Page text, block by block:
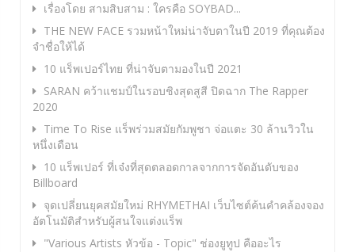
เรื่องโดย สามสิบสาม : ใครคือ SOYBAD...
THE NEW FACE รวมหน้าใหม่น่าจับตาในปี 2019 ที่คุณต้อง
จำชื่อให้ได้
10 แร็พเปอร์ไทย ที่น่าจับตามองในปี 2021
SARAN คว้าแชมป์ในรอบชิงสุดสูสี ปิดฉาก The Rapper
2020
Time To Rise แร็พร่วมสมัยกัมพูชา จ่อแตะ 30 ล้านวิวใน
หนึ่งเดือน
10 แร็พเปอร์ ที่เจ๋งที่สุดตลอดกาลจากการจัดอันดับของ
Billboard
จุดเปลี่ยนยุคสมัยใหม่ RHYMETHAI เว็บไซต์ค้นคำคล้องจอง
อัตโนมัติสำหรับผู้สนใจแต่งแร็พ
"Various Artists หัวข้อ - Topic" ช่องยูทูป คืออะไร